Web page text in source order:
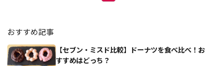
おすすめ記事
【セブン・ミスド比較】ドーナツを食べ比べ！お
すすめはどっち？